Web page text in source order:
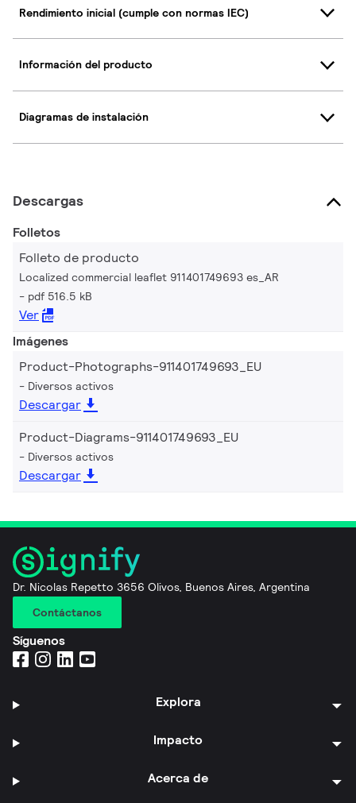
Rendimiento inicial (cumple con normas IEC)
Información del producto
Diagramas de instalación
Descargas
Folletos
Folleto de producto
Localized commercial leaflet 911401749693 es_AR
pdf 516.5 kB
Ver
Imágenes
Product-Photographs-911401749693_EU
Diversos activos
Descargar
Product-Diagrams-911401749693_EU
Diversos activos
Descargar
Dr. Nicolas Repetto 3656 Olivos, Buenos Aires, Argentina
Contáctanos
Síguenos
Explora
Impacto
Acerca de